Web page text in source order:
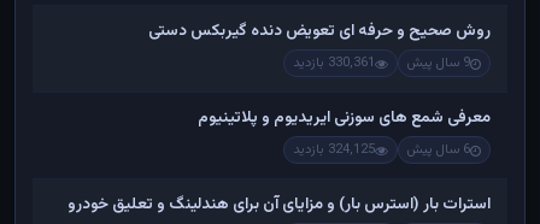
روش صحیح و حرفه ای تعویض دنده گیربکس دستی
9 سال پیش 330,361 بازدید
معرفی شمع های سوزنی ایریدیوم و پلاتینیوم
6 سال پیش 324,125 بازدید
استرات بار (استرس بار) و مزایای آن برای هندلینگ و تعلیق خودرو